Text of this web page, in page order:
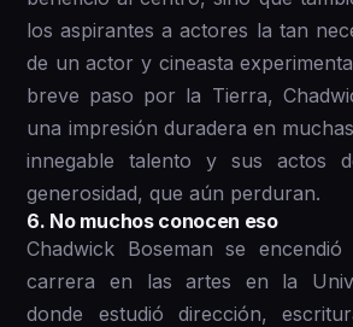
los aspirantes a actores la tan
de un actor y cineasta
breve paso por la Tierra,
una impresión duradera en
innegable talento y sus actos
generosidad, que aún perduran.
6 . No muchos conocen eso
Chadwick Boseman se
carrera en las artes en la
donde estudió dirección,